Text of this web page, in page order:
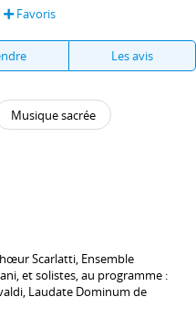
Favoris
Les avis
Musique sacrée
Scarlatti, Ensemble
, et solistes, au programme :
Laudate Dominum de